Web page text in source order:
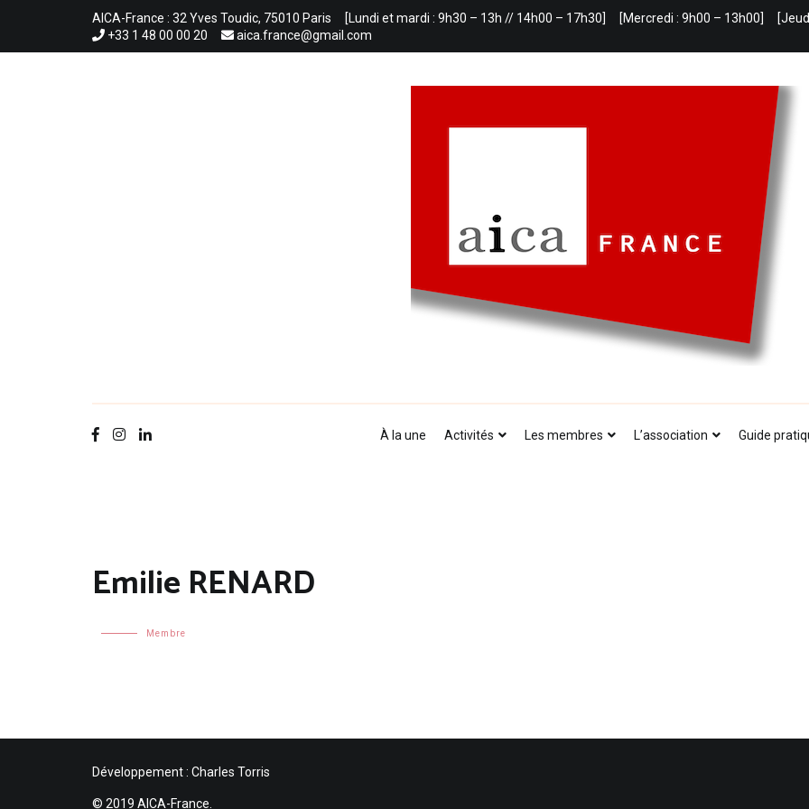
AICA-France : 32 Yves Toudic, 75010 Paris [Lundi et mardi : 9h30 – 13h // 14h00 – 17h30] [Mercredi : 9h00 – 13h00]
+33 1 48 00 00 20
aica.france@gmail.com
À la une Activités Les membres L’association Guide
Emilie RENARD
Membre
Développement : Charles Torris
© 2019 AICA-France.